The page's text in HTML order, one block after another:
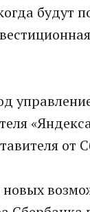
от